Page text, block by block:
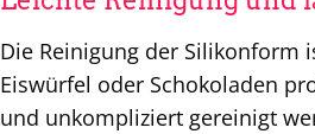
Die Reinigung der Silikonform
Eiswürfel oder Schokoladen
und unkompliziert gereinigt